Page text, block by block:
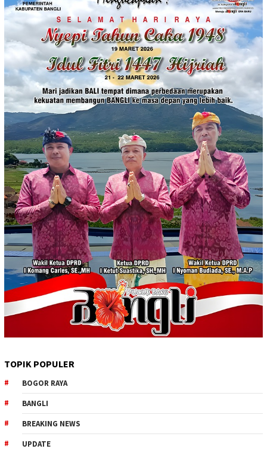
TOPIK POPULER
BOGOR RAYA
BANGLI
BREAKING NEWS
UPDATE